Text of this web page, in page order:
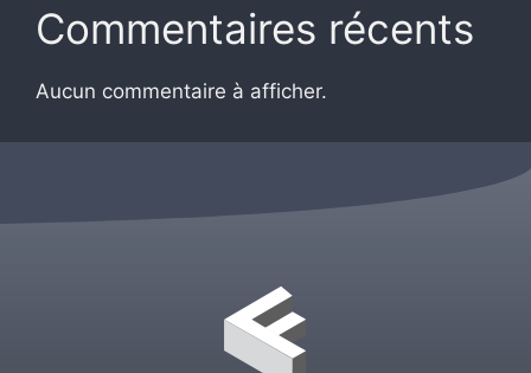
Commentaires récents
Aucun commentaire à afficher.